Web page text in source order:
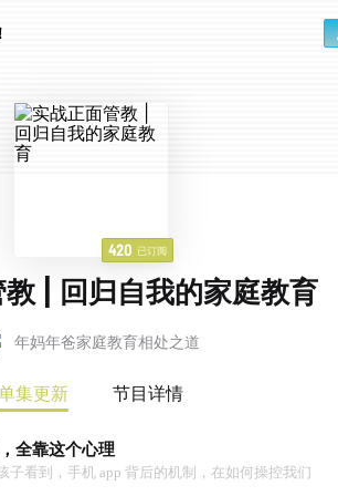
420 已订阅
| 回归自我的家庭教育
年妈年爸家庭教育相处之道
集更新 节目详情
全靠这个心理
子看到，手机 app 背后的机制，在如何操控我们